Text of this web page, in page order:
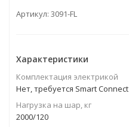
Артикул: 3091-FL
Характеристики
Комплектация электрикой
Нет, требуется Smart Connect
Нагрузка на шар, кг
2000/120